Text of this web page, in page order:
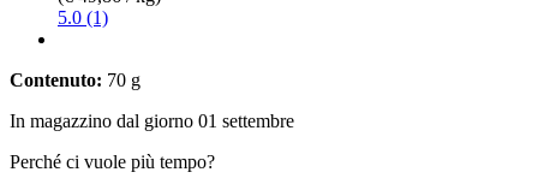
5.0 (1)
Contenuto: 70 g
In magazzino dal giorno 01 settembre
Perché ci vuole più tempo?